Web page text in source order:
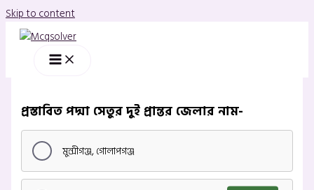
Skip to content
প্রস্তাবিত পদ্মা সেতুর দুই প্রান্তর জেলার নাম-
মুন্সীগঞ্জ, গোলাপগঞ্জ